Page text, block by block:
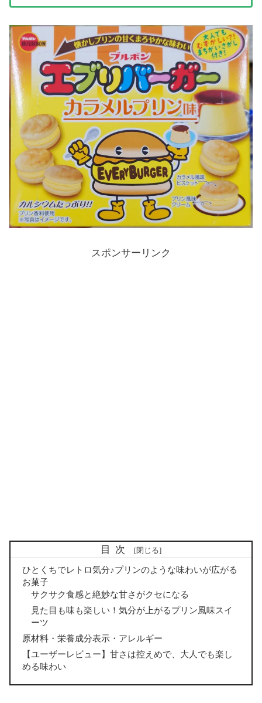
スポンサーリンク
目次
ひとくちでレトロ気分♪プリンのような味わいが広がる
お菓子
サクサク食感と絶妙な甘さがクセになる
見た目も味も楽しい！気分が上がるプリン風味スイ
ーツ
原材料・栄養成分表示・アレルギー
【ユーザーレビュー】甘さは控えめで、大人でも楽し
める味わい